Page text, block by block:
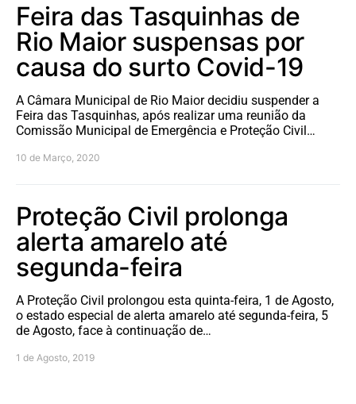
Feira das Tasquinhas de
Rio Maior suspensas por
causa do surto Covid-19
A Câmara Municipal de Rio Maior decidiu suspender a
Feira das Tasquinhas, após realizar uma reunião da
Comissão Municipal de Emergência e Proteção Civil…
10 de Março, 2020
Proteção Civil prolonga
alerta amarelo até
segunda-feira
A Proteção Civil prolongou esta quinta-feira, 1 de Agosto,
o estado especial de alerta amarelo até segunda-feira, 5
de Agosto, face à continuação de…
1 de Agosto, 2019